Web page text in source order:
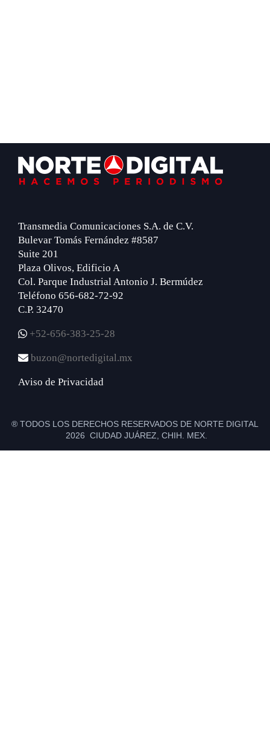
Footer
Transmedia Comunicaciones S.A. de C.V.
Bulevar Tomás Fernández #8587
Suite 201
Plaza Olivos, Edificio A
Col. Parque Industrial Antonio J. Bermúdez
Teléfono 656-682-72-92
C.P. 32470
+52-656-383-25-28
buzon@nortedigital.mx
Aviso de Privacidad
® TODOS LOS DERECHOS RESERVADOS DE NORTE DIGITAL
2026 CIUDAD JUÁREZ, CHIH. MEX.